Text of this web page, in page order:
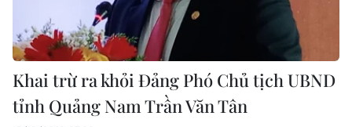
Khai trừ ra khỏi Đảng Phó Chủ tịch UBND
tỉnh Quảng Nam Trần Văn Tân